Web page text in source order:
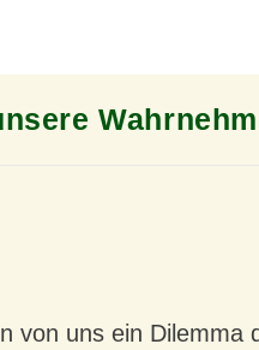
von uns ein Dilemma